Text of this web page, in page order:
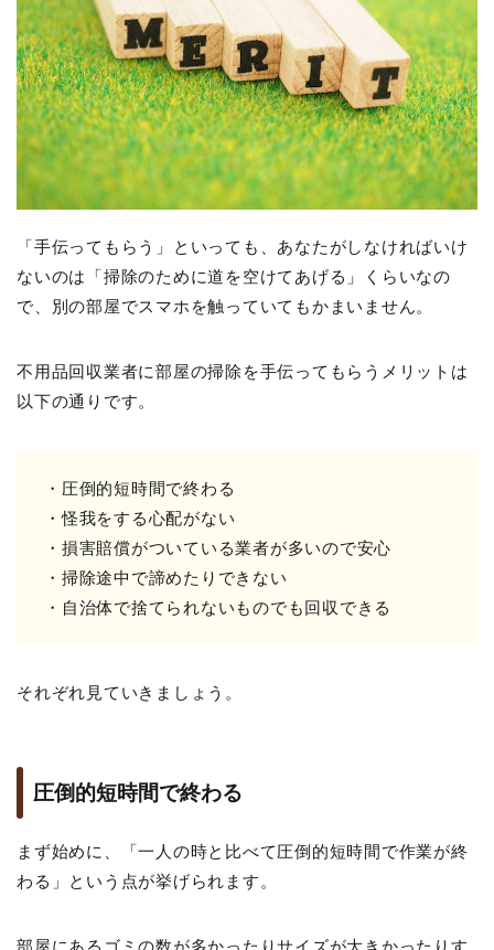
「手伝ってもらう」といっても、あなたがしなければいけ
ないのは「掃除のために道を空けてあげる」くらいなの
で、別の部屋でスマホを触っていてもかまいません。
不用品回収業者に部屋の掃除を手伝ってもらうメリットは
以下の通りです。
・圧倒的短時間で終わる
・怪我をする心配がない
・損害賠償がついている業者が多いので安心
・掃除途中で諦めたりできない
・自治体で捨てられないものでも回収できる
それぞれ見ていきましょう。
圧倒的短時間で終わる
まず始めに、「一人の時と比べて圧倒的短時間で作業が終
わる」という点が挙げられます。